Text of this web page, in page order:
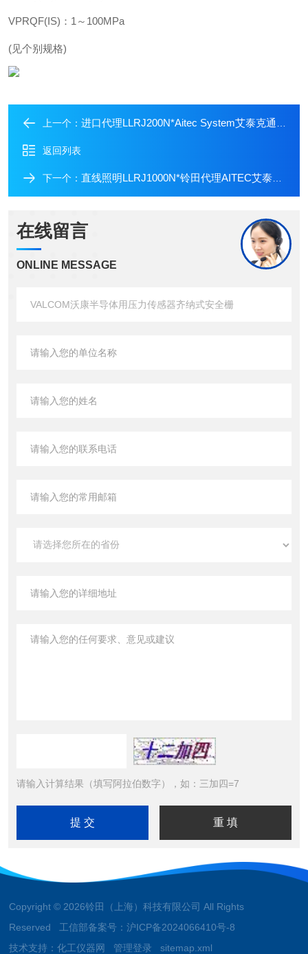
VPRQF(IS)：1～100MPa
(见个别规格)
上一个： 进口代理LLRJ200N*Aitec System艾泰克通用紧凑型LED直线照明
返回列表
下一个： 直线照明LLRJ1000N*铃田代理AITEC艾泰克直线紧凑检查照明光源
在线留言
ONLINE MESSAGE
请输入计算结果（填写阿拉伯数字），如：三加四=7
Copyright © 2026铃田（上海）科技有限公司 All Rights
Reserved 工信部备案号：沪ICP备2024066410号-8
技术支持：化工仪器网 管理登录 sitemap.xml